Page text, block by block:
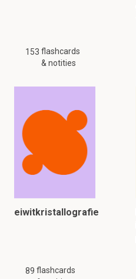
153 flashcards
& notities
eiwitkristallografie
89 flashcards